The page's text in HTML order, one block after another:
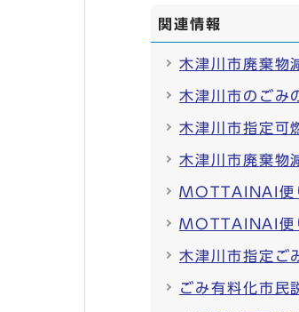
関連情報
木津川市廃棄物
木津川市のごみ
木津川市指定可
木津川市廃棄物
MOTTAINAI便
MOTTAINAI便
木津川市指定ご
ごみ有料化市民